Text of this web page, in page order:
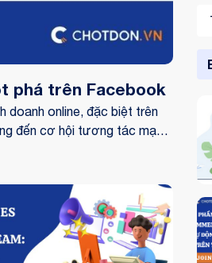
phá trên Facebook
doanh online, đặc biệt trên
đến cơ hội tương tác mạnh
dùng mà còn gắn bó hơn